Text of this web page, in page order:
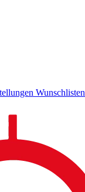
Wunschlisten